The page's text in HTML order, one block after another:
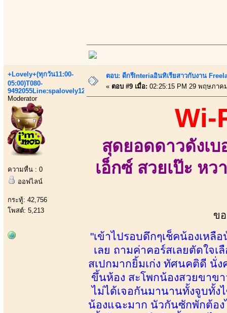
+Lovely+(ทุกวัน11:00-
05:00)T080-
9492055Line:spalovely123
Moderator
ความหื่น : 0
ออฟไลน์
กระทู้: 42,756
โพสต์: 5,213
ตอบ: ดีกรีInteriaอินทิเรียสาวกับงาน
« ตอบ #9 เมื่อ: 02:25:15 PM 29 พฤษภาค
Wi-
สุดยอดดาวดังเ
เอ็กซ์ สวยเป๊ะ ห
ข
"เข้าไปรอบดึกๆเช็คน้องเห
เลย ถามค่าคอร์สเลยตัดใจเ
สเปกมากยิ้มเก่ง ทัศนคติดี นั่
ขึ้นห้อง สะโพกน้องสวยขาข
ไม่ได้เจอกันมานานทั้งจูบทั้
น้องแฉะมาก นัวกันซักพักต้อ